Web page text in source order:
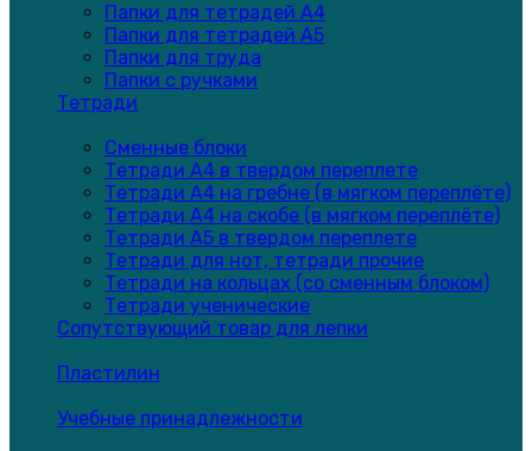
Папки для тетрадей А4
Папки для тетрадей А5
Папки для труда
Папки с ручками
Тетради
Сменные блоки
Тетради А4 в твердом переплете
Тетради А4 на гребне (в мягком переплёте)
Тетради А4 на скобе (в мягком переплёте)
Тетради А5 в твердом переплете
Тетради для нот, тетради прочие
Тетради на кольцах (со сменным блоком)
Тетради ученические
Сопутствующий товар для лепки
Пластилин
Учебные принадлежности